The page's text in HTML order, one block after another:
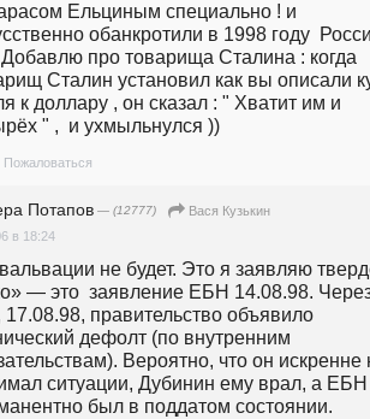
Ельциным специально ! и
обанкротили в 1998 году
про товарища Сталина : когда
Сталин установил как вы описали
к доллару , он сказал : " Хватит им и
" ,  и ухмыльнулся ))
Пожаловаться
Потапов — (12777)
Вася Кузькин
в 18:24
не будет. Это я заявляю
— это  заявление ЕБН 14.08.98.
17.08.98, правительство объявило
дефолт (по внутренним
Вероятно, что он искренне
ситуации, Дубинин ему врал, а ЕБН
был в поддатом состоянии.